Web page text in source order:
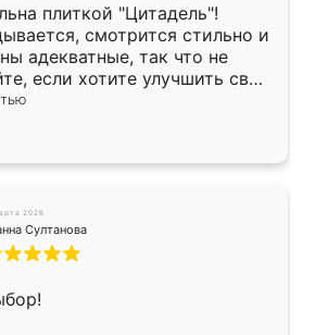
плиткой "Цитадель"!
смотрится стильно и
адекватные, так что не
если хотите улучшить свой
2026
Султанова